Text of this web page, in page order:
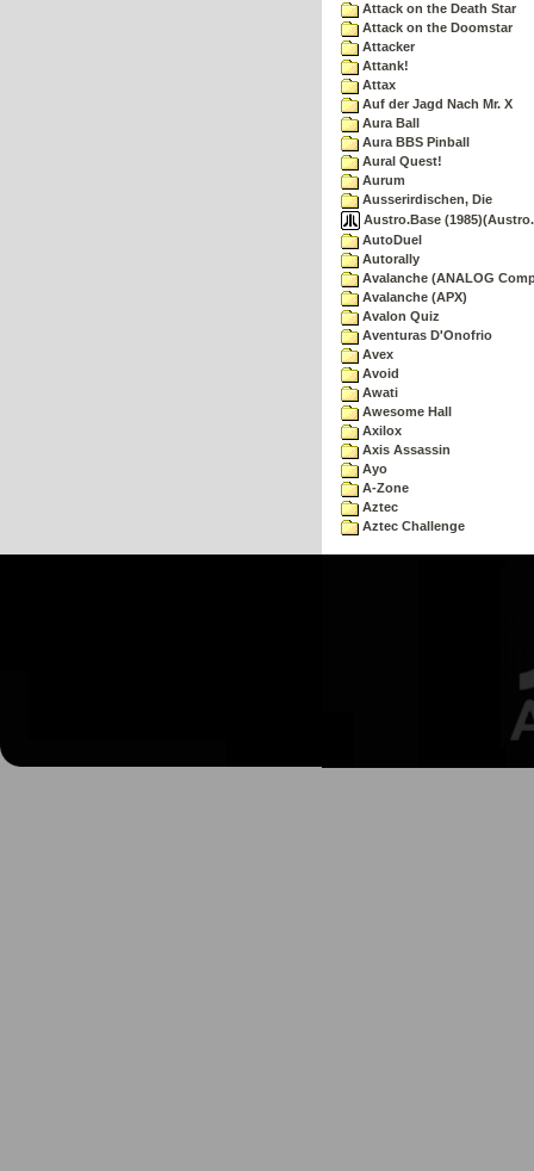
Attack on the Death Star
Attack on the Doomstar
Attacker
Attank!
Attax
Auf der Jagd Nach Mr. X
Aura Ball
Aura BBS Pinball
Aural Quest!
Aurum
Ausserirdischen, Die
Austro.Base
AutoDuel
Autorally
Avalanche (ANALOG
Avalanche (APX)
Avalon Quiz
Aventuras D'Onofrio
Avex
Avoid
Awati
Awesome Hall
Axilox
Axis Assassin
Ayo
A-Zone
Aztec
Aztec Challenge